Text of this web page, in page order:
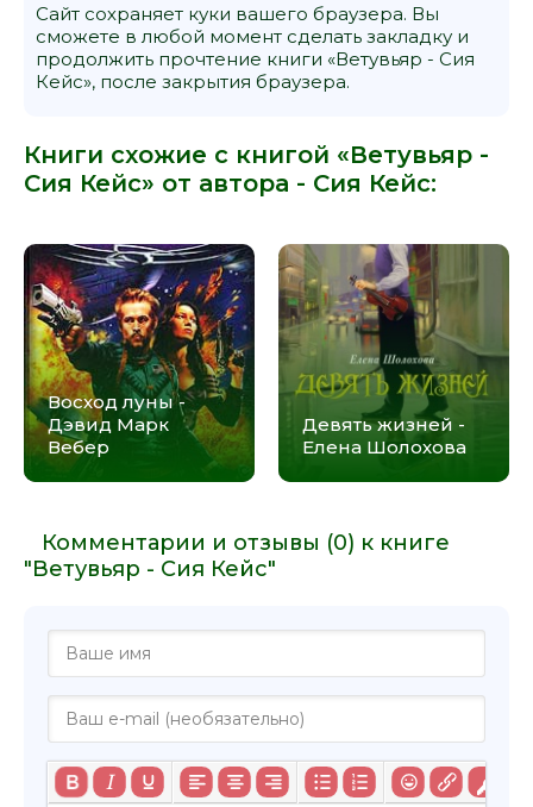
Сайт сохраняет куки вашего браузера. Вы
сможете в любой момент сделать закладку и
продолжить прочтение книги «Ветувьяр - Сия
Кейс», после закрытия браузера.
Книги схожие с книгой «Ветувьяр -
Сия Кейс» от автора - Сия Кейс:
Восход луны -
Дэвид Марк
Вебер
Девять жизней -
Елена Шолохова
Комментарии и отзывы (0) к книге
"Ветувьяр - Сия Кейс"